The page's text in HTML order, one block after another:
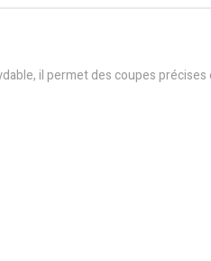
il permet des coupes précises